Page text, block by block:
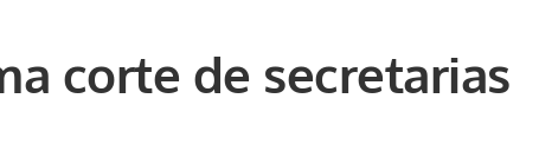
corte de secretarias